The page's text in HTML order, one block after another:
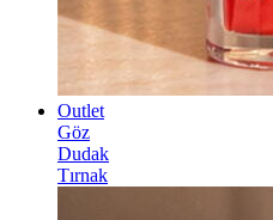
Outlet
Göz
Dudak
Tırnak